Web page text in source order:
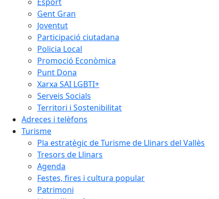
Gent Gran
Joventut
Participació ciutadana
Policia Local
Promoció Econòmica
Punt Dona
Xarxa SAI LGBTI+
Serveis Socials
Territori i Sostenibilitat
Adreces i telèfons
Turisme
Pla estratègic de Turisme de Llinars del Vallès
Tresors de Llinars
Agenda
Festes, fires i cultura popular
Patrimoni